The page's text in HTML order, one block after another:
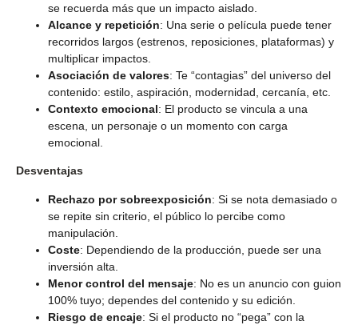
se recuerda más que un impacto aislado.
Alcance y repetición: Una serie o película puede tener
recorridos largos (estrenos, reposiciones, plataformas) y
multiplicar impactos.
Asociación de valores: Te “contagias” del universo del
contenido: estilo, aspiración, modernidad, cercanía, etc.
Contexto emocional: El producto se vincula a una
escena, un personaje o un momento con carga
emocional.
Desventajas
Rechazo por sobreexposición: Si se nota demasiado o
se repite sin criterio, el público lo percibe como
manipulación.
Coste: Dependiendo de la producción, puede ser una
inversión alta.
Menor control del mensaje: No es un anuncio con guion
100% tuyo; dependes del contenido y su edición.
Riesgo de encaje: Si el producto no “pega” con la